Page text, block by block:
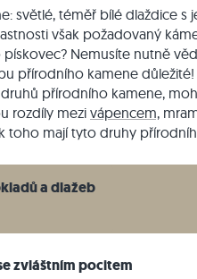
světlé, téměř bílé dlaždice
však požadovaný
Nemusíte nutně
přírodního kamene
přírodního kamene,
rozdíly mezi vápencem,
toho mají tyto druhy
a dlažeb
zvláštním pocitem